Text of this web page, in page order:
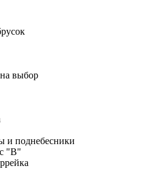
выбор
и поднебесники
"В"